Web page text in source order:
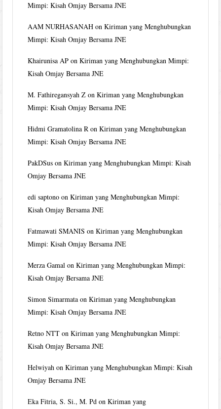
Mimpi: Kisah Omjay Bersama JNE
AAM NURHASANAH onKiriman yang Menghubungkan
Mimpi: Kisah Omjay Bersama JNE
Khairunisa AP onKiriman yang Menghubungkan Mimpi:
Kisah Omjay Bersama JNE
M. Fathiregansyah Z onKiriman yang Menghubungkan
Mimpi: Kisah Omjay Bersama JNE
Hidmi Gramatolina R onKiriman yang Menghubungkan
Mimpi: Kisah Omjay Bersama JNE
PakDSus onKiriman yang Menghubungkan Mimpi: Kisah
Omjay Bersama JNE
edi saptono onKiriman yang Menghubungkan Mimpi:
Kisah Omjay Bersama JNE
Fatmawati SMANIS onKiriman yang Menghubungkan
Mimpi: Kisah Omjay Bersama JNE
Merza Gamal onKiriman yang Menghubungkan Mimpi:
Kisah Omjay Bersama JNE
Simon Simarmata onKiriman yang Menghubungkan
Mimpi: Kisah Omjay Bersama JNE
Retno NTT onKiriman yang Menghubungkan Mimpi:
Kisah Omjay Bersama JNE
Helwiyah onKiriman yang Menghubungkan Mimpi: Kisah
Omjay Bersama JNE
Eka Fitria, S. Si., M. Pd onKiriman yang